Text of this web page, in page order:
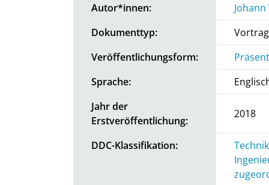
Autor*innen:
Dokumenttyp:
Vortrag
Veröffentlichungsform:
Sprache:
Jahr der
Erstveröffentlichung:
2018
DDC-Klassifikation: